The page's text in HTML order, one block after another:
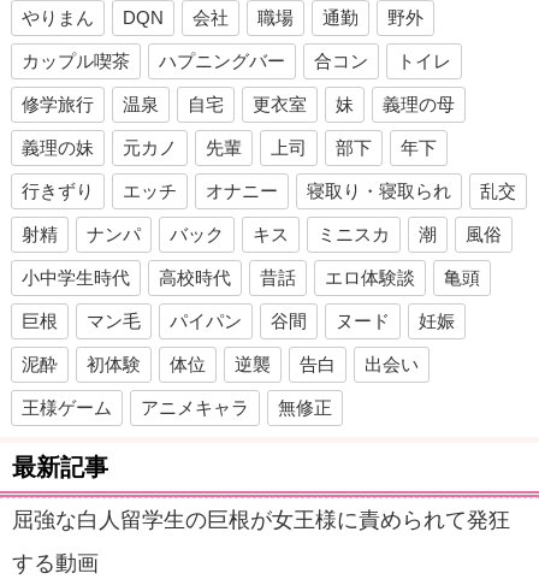
やりまん DQN 会社 職場 通勤 野外
カップル喫茶 ハプニングバー 合コン トイレ
修学旅行 温泉 自宅 更衣室 妹 義理の母
義理の妹 元カノ 先輩 上司 部下 年下
行きずり エッチ オナニー 寝取り・寝取られ 乱交
射精 ナンパ バック キス ミニスカ 潮 風俗
小中学生時代 高校時代 昔話 エロ体験談 亀頭
巨根 マン毛 パイパン 谷間 ヌード 妊娠
泥酔 初体験 体位 逆襲 告白 出会い
王様ゲーム アニメキャラ 無修正
最新記事
屈強な白人留学生の巨根が女王様に責められて発狂
する動画